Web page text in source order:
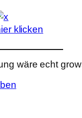
klicken
wäre echt